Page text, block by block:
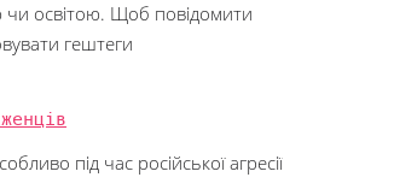
освітою. Щоб повідомити
гештеги
під час російської агресії